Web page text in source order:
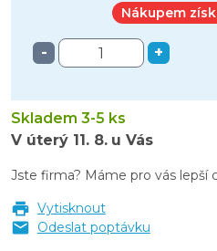
Nákupem
- +
Skladem 3-5 ks
V úterý 11. 8. u Vás
Jste firma? Máme pro vás lepší
Vytisknout
Odeslat poptávku